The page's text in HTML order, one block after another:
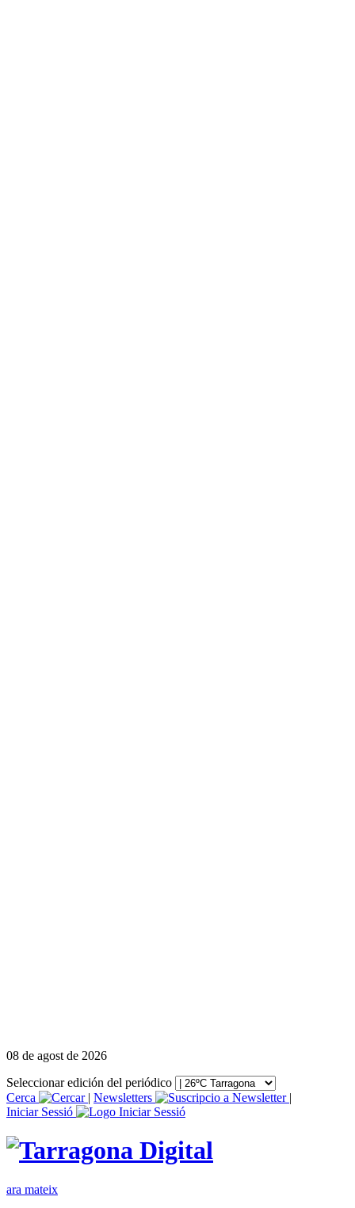
08 de agost de 2026
Seleccionar edición del periódico
Cerca
| Newsletters
|
Iniciar Sessió
ara mateix